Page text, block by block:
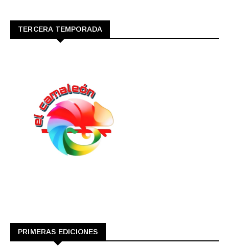
TERCERA TEMPORADA
PRIMERAS EDICIONES